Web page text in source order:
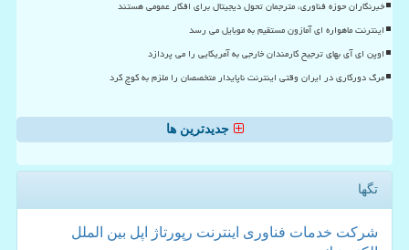
خبرنگاران حوزه فناوری، مترجمان تحول دیجیتال برای افکار عمومی هستند
اینترنت ماهواره ای آمازون مستقیم به موبایل می رسد
اوپن ای آی بهای ترجیح کارمندان خارجی به آمریکایی را می پردازد
مرگ دورکاری در ایران وقتی اینترنت ناپایدار متخصصان را ملزم به کوچ کرد
جدیدترین ها
تگها
شركت خدمات فناوری اینترنت رپورتاژ اپل بین الملل